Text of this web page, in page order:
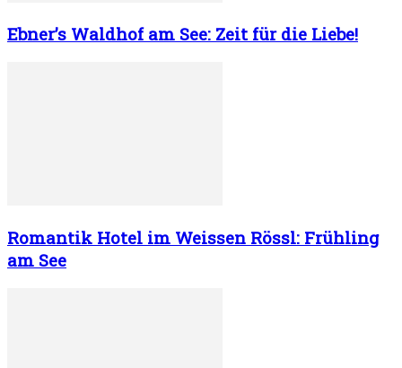
Ebner’s Waldhof am See: Zeit für die Liebe!
Romantik Hotel im Weissen Rössl: Frühling
am See